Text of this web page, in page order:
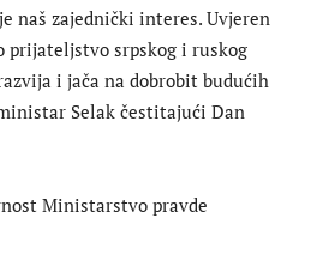
naš zajednički interes. Uvjeren
prijateljstvo srpskog i ruskog
i jača na dobrobit budućih
Selak čestitajući Dan
Ministarstvo pravde